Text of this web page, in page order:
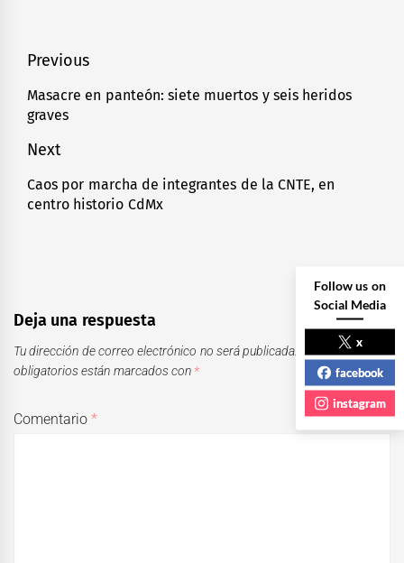
Navegación
de
entradas
Previous
Previous
post:
Masacre en panteón: siete muertos y seis heridos
graves
Next
Next
post:
Caos por marcha de integrantes de la CNTE, en
centro historio CdMx
Deja una respuesta
Tu dirección de correo electrónico no será publicada.
Los campos
obligatorios están marcados con *
Comentario*
Follow us on
Social Media
x
facebook
instagram